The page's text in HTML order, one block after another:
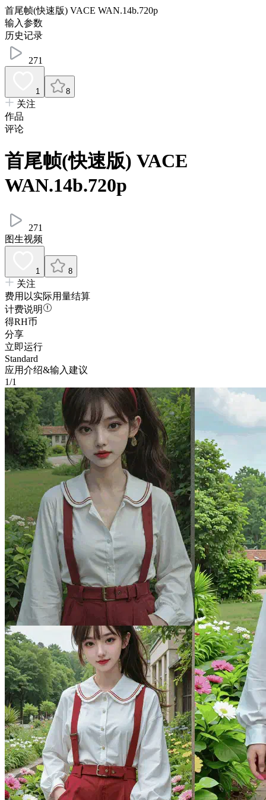
首尾帧(快速版) VACE WAN.14b.720p
输入参数
历史记录
271
1 8
关注
作品
评论
首尾帧(快速版) VACE
WAN.14b.720p
271
图生视频
1 8
关注
费用以实际用量结算
计费说明
得RH币
分享
立即运行
Standard
应用介绍&输入建议
1/1